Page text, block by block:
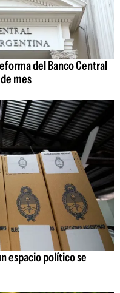
del Banco Central
mes
espacio político se